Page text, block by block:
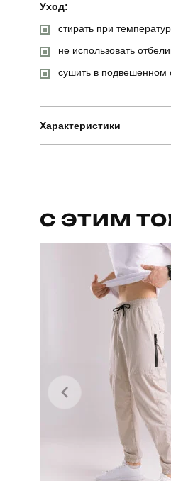
Уход:
стирать при
не использовать
сушить в подвешенном
Характеристики
Сезон
Країна - виробник
С ЭТИМ